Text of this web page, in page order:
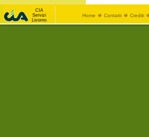
CIA
Servizi
Livorno
Home Contatti Crediti